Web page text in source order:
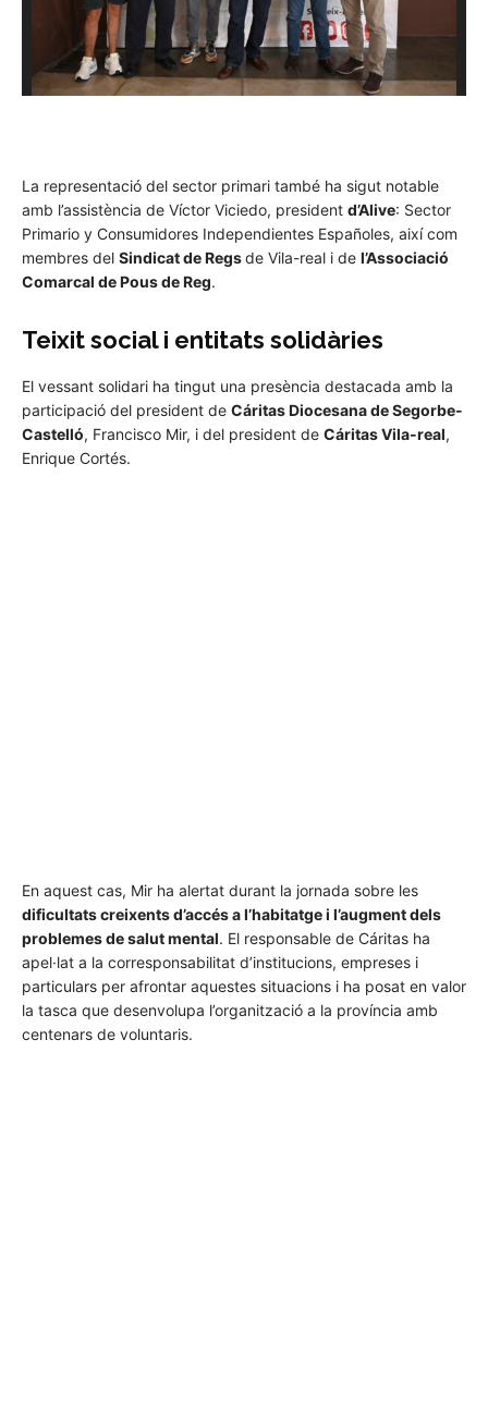
La representació del sector primari també ha sigut notable
amb l’assistència de Víctor Viciedo, president d’Alive: Sector
Primario y Consumidores Independientes Españoles, així com
membres del Sindicat de Regsde Vila-real i de l’Associació
Comarcal de Pous de Reg.
Teixit social i entitats solidàries
El vessant solidari ha tingut una presència destacada amb la
participació del president de Cáritas Diocesana de Segorbe-
Castelló, Francisco Mir, i del president de Cáritas Vila-real,
Enrique Cortés.
En aquest cas, Mir ha alertat durant la jornada sobre les
dificultats creixents d’accés a l’habitatge i l’augment dels
problemes de salut mental. El responsable de Cáritas ha
apel·lat a la corresponsabilitat d’institucions, empreses i
particulars per afrontar aquestes situacions i ha posat en valor
la tasca que desenvolupa l’organització a la província amb
centenars de voluntaris.